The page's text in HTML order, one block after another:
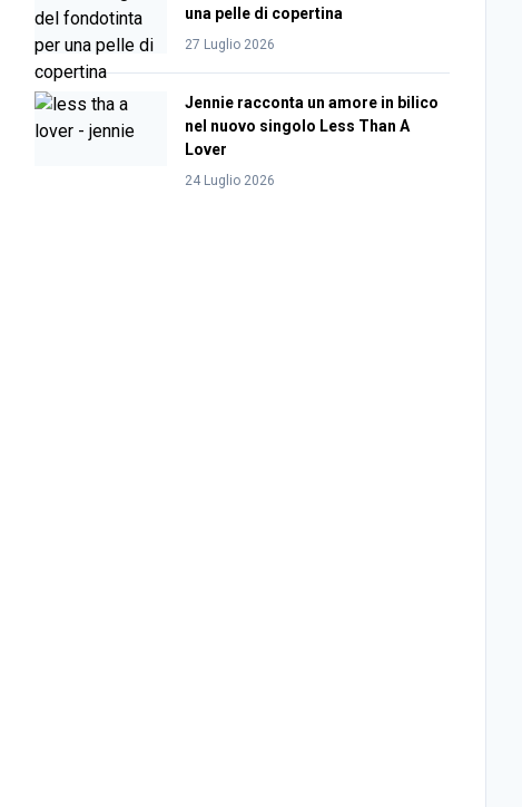
una pelle di copertina
27 Luglio 2026
Jennie racconta un amore in bilico
nel nuovo singolo Less Than A
Lover
24 Luglio 2026